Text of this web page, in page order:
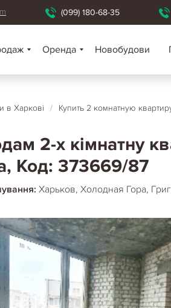
(099) 180-68-35
Оренда Новобудови
в Харкові / Купить 2 комнатную
2-х кімнатну
Код: 373669/87
Харьков, Холодная Гора,